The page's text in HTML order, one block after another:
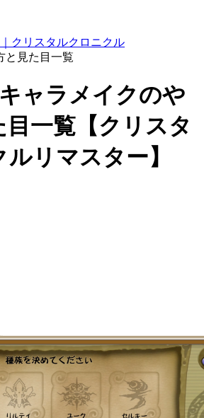
クリスタルクロニクル
と見た目一覧
キャラメイクのや
目一覧【クリスタ
リマスター】